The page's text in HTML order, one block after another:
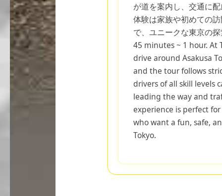
が道を案内し、交通に
体験は家族や初めての
で、ユニークな東京の
45 minutes ~ 1 hour. At
drive around Asakusa
and the tour follows
drivers of all skill levels
leading the way and
experience is perfect
who want a fun, safe,
Tokyo.